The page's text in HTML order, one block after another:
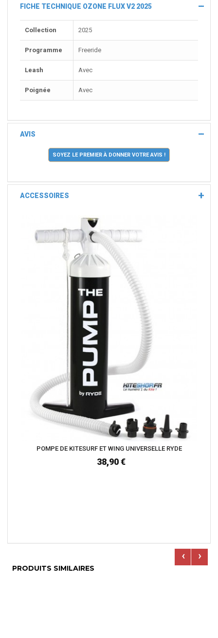
FICHE TECHNIQUE OZONE FLUX V2 2025
Collection 2025
Programme Freeride
Leash Avec
Poignée Avec
AVIS
SOYEZ LE PREMIER À DONNER VOTRE AVIS !
ACCESSOIRES
POMPE DE KITESURF ET WING UNIVERSELLE RYDE
38,90 €
PRODUITS SIMILAIRES
‹ ›